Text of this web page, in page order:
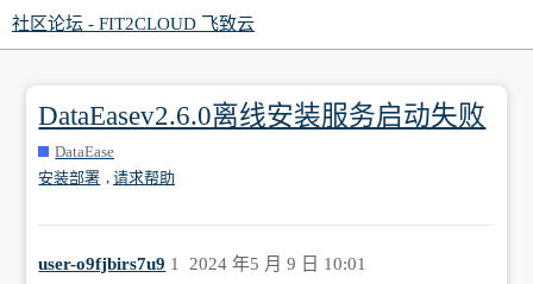
社区论坛 - FIT2CLOUD 飞致云
DataEasev2.6.0离线安装服务启动失败
DataEase
安装部署
请求帮助
user-o9fjbirs7u9 2024 年5 月 9 日 10:01
1